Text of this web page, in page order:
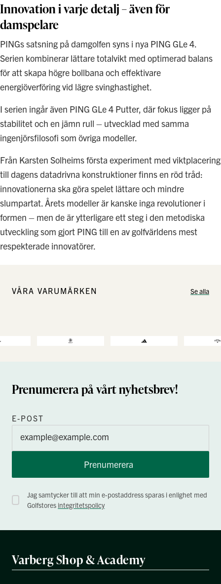
Innovation i varje detalj – även för
damspelare
PINGs satsning på damgolfen syns i nya PING GLe 4.
Serien kombinerar lättare totalvikt med optimerad balans
för att skapa högre bollbana och effektivare
energiöverföring vid lägre svinghastighet.
I serien ingår även PING GLe 4 Putter, där fokus ligger på
stabilitet och en jämn rull – utvecklad med samma
ingenjörsfilosofi som övriga modeller.
Från Karsten Solheims första experiment med viktplacering
till dagens datadrivna konstruktioner finns en röd tråd:
innovationerna ska göra spelet lättare och mindre
slumpartat. Årets modeller är kanske inga revolutioner i
formen – men de är ytterligare ett steg i den metodiska
utveckling som gjort PING till en av golfvärldens mest
respekterade innovatörer.
VÅRA VARUMÄRKEN Se alla
Prenumerera på vårt nyhetsbrev!
E-POST
Prenumerera
Jag samtycker till att min e-postaddress sparas i enlighet med
Golfstores integritetspolicy
Varberg Shop & Academy